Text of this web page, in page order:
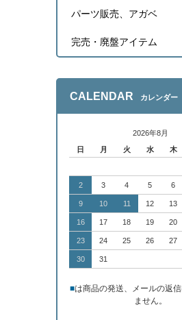
パーツ販売、アガベ
完売・廃盤アイテム
CALENDAR カレンダー
2026年8月
日
月 火 水 木
2 3 4 5 6
9 10 11 12 13
16 17 18 19 20
23 24 25 26 27
30 31
■は商品の発送、メールの返
ません。